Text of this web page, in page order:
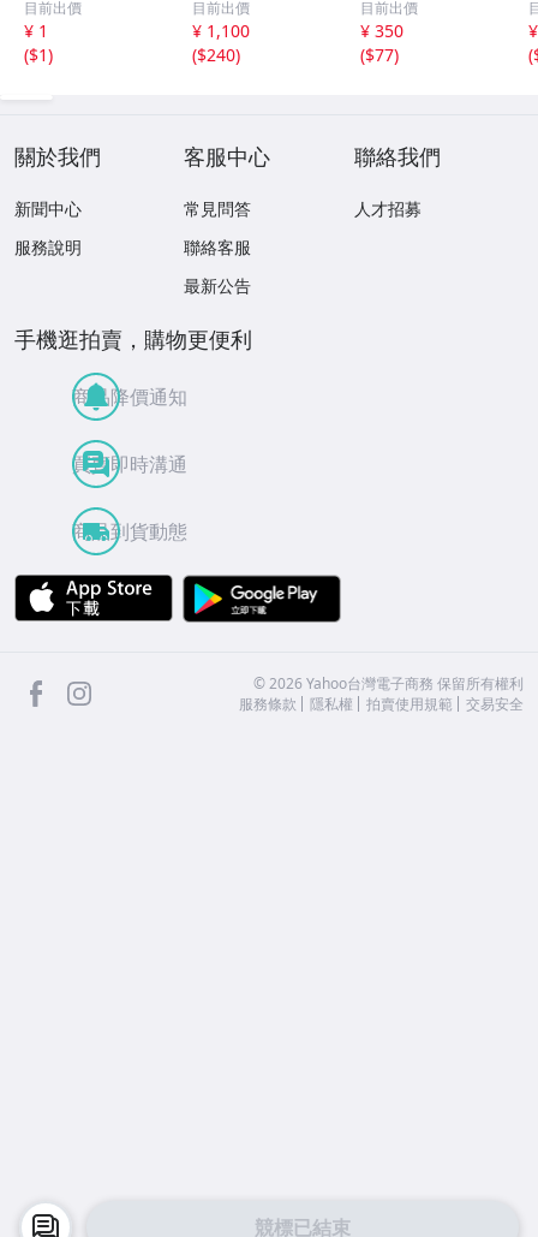
競標已結束
ングセンチ 08
目前出價
¥ 1
($1)
ョルティ CD ウィ
ーン・フィルハー
モニー管弦楽団
目前出價
¥ 1,100
($240)
曲/歌 深見東
州 ワールドメイ
ト たちばな出版
目前出價
¥ 350
($77)
(
關於我們
新聞中心
服務說明
客服中心
常見問答
聯絡客服
最新公告
聯絡我們
人才招募
手機逛拍賣，購物更便利
商品降價通知
買賣即時溝通
商品到貨動態
APP Store
facebook ©2026 Yahoo台灣電子商務 保留所有權利
服務條款
隱私權 拍賣使用規範 交易安全